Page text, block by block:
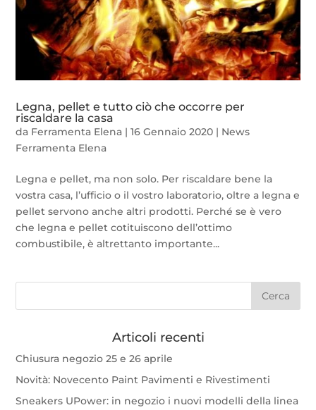
Legna, pellet e tutto ciò che occorre per
riscaldare la casa
da Ferramenta Elena |16 Gennaio 2020 | News
Ferramenta Elena
Legna e pellet, ma non solo. Per riscaldare bene la
vostra casa, l’ufficio o il vostro laboratorio, oltre a legna e
pellet servono anche altri prodotti. Perché se è vero
che legna e pellet cotituiscono dell’ottimo
combustibile, è altrettanto importante...
Articoli recenti
Chiusura negozio 25 e 26 aprile
Novità: Novecento Paint Pavimenti e Rivestimenti
Sneakers UPower: in negozio i nuovi modelli della linea